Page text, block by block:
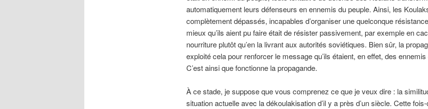
automatiquement leurs défenseurs en ennemis du peuple. Ainsi, les
complètement dépassés, incapables d’organiser une quelconque
mieux qu’ils aient pu faire était de résister passivement, par exemple en
nourriture plutôt qu’en la livrant aux autorités soviétiques. Bien sûr, la
exploité cela pour renforcer le message qu’ils étaient, en effet, des ennemis
C’est ainsi que fonctionne la propagande.
À ce stade, je suppose que vous comprenez ce que je veux dire : la
situation actuelle avec la dékoulakisation d’il y a près d’un siècle. Cette